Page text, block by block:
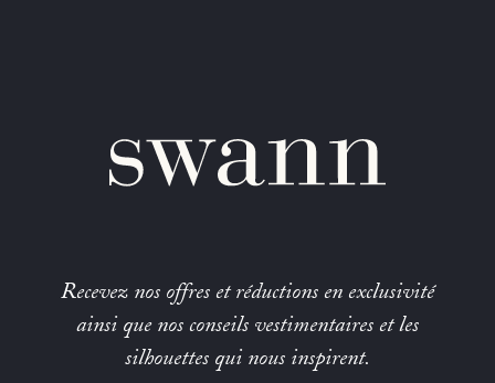
Recevez nos offres et réductions en exclusivité
ainsi que nos conseils vestimentaires et les
silhouettes qui nous inspirent.